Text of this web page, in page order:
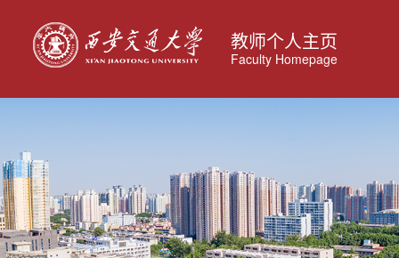
教师个人主页
Faculty Homepage